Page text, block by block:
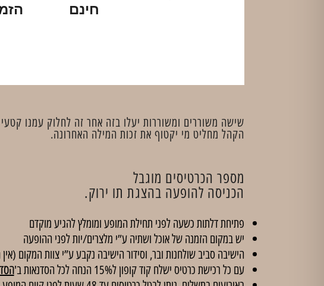
חינם
שישה משוררים ומשוררות יעלו בזה אחר זה לחלוק עמנו
הקהל מחליט מי יקטוף את זכות המילה האחרונה.
מספר הכרטיסים מוגבל
הכניסה להופעה בהצגת תו ירוק.
פתיחת דלתות כשעה לפני תחילת המופע ומומלץ להגיע מוקדם
יש במקום הזמנה של אוכל ושתיה ע”י מלצרים/יות לפני ההופעה
הישיבה סביב שולחנות ובר, וסידור הישיבה נקבע ע”י צוות המקום
עם כל רכישת כרטיס ישלח קוד קופון ל15% הנחה לכל הסדנאות ב'